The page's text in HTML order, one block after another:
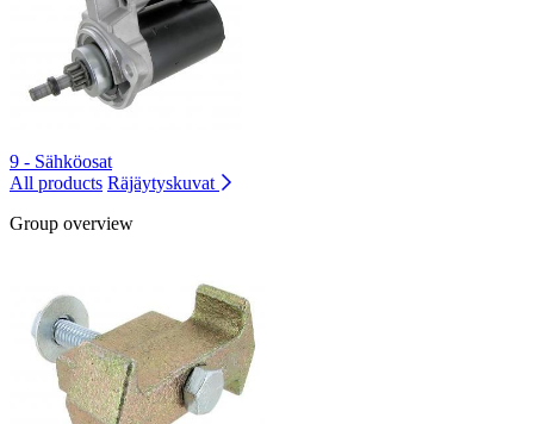
9 - Sähköosat
All products Räjäytyskuvat
Group overview